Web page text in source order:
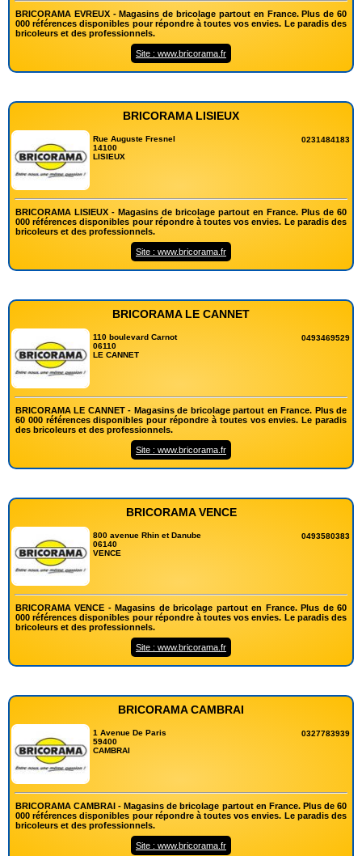
BRICORAMA EVREUX - Magasins de bricolage partout en France. Plus de 60
000 références disponibles pour répondre à toutes vos envies. Le paradis des
bricoleurs et des professionnels.
Site : www.bricorama.fr
BRICORAMA LISIEUX
Rue Auguste Fresnel
14100
LISIEUX
0231484183
BRICORAMA LISIEUX - Magasins de bricolage partout en France. Plus de 60
000 références disponibles pour répondre à toutes vos envies. Le paradis des
bricoleurs et des professionnels.
Site : www.bricorama.fr
BRICORAMA LE CANNET
110 boulevard Carnot
06110
LE CANNET
0493469529
BRICORAMA LE CANNET - Magasins de bricolage partout en France. Plus de
60 000 références disponibles pour répondre à toutes vos envies. Le paradis
des bricoleurs et des professionnels.
Site : www.bricorama.fr
BRICORAMA VENCE
800 avenue Rhin et Danube
06140
VENCE
0493580383
BRICORAMA VENCE - Magasins de bricolage partout en France. Plus de 60
000 références disponibles pour répondre à toutes vos envies. Le paradis des
bricoleurs et des professionnels.
Site : www.bricorama.fr
BRICORAMA CAMBRAI
1 Avenue De Paris
59400
CAMBRAI
0327783939
BRICORAMA CAMBRAI - Magasins de bricolage partout en France. Plus de 60
000 références disponibles pour répondre à toutes vos envies. Le paradis des
bricoleurs et des professionnels.
Site : www.bricorama.fr